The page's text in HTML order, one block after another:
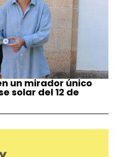
un mirador único
solar del 12 de